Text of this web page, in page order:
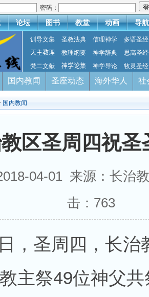
密码：
论坛 图书 教堂 动画 导航
训导文集 圣教法典 信理神学
多语圣经
天主教理
教理纲要 神学辞典
思高圣经
梵二文献
神学论集 神学导论 牧灵圣经
国内教闻 圣座动态 海外华人 社
国内教闻
区圣周四祝圣
04-01 来源：长治
击： 763
日，圣周四，长治
主祭49位神父